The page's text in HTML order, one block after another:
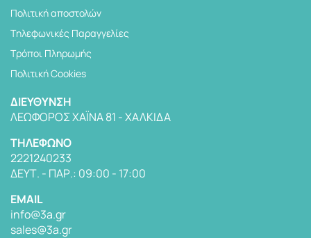
Πολιτική αποστολών
Tηλεφωνικές Παραγγελίες
Τρόποι Πληρωμής
Πολιτική Cookies
ΔΙΕΎΘΥΝΣΗ
ΛΕΩΦΌΡΟΣ ΧΑΪΝΆ 81 - ΧΑΛΚΊΔΑ
TΗΛΈΦΩΝΟ
2221240233
ΔΕΥΤ. - ΠΑΡ.: 09:00 - 17:00
EMAIL
info@3a.gr
sales@3a.gr